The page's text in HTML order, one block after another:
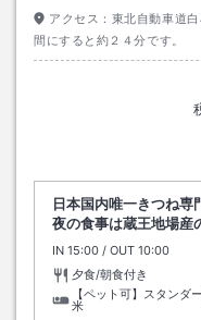
アクセス： 東北自動車道
間にすると約２４分です。
日本国内唯一きつね専
夜の食事は蔵王地場産
IN チェックイン
15:00 / OUT チェックア
10:00
夕食/朝食付き
【ペット可】スタンダ
米